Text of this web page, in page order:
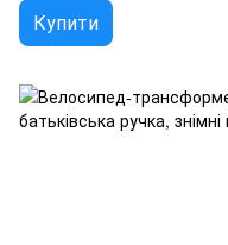
Купити